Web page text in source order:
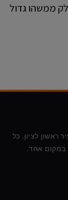
ממשהו גדול
ראשון לציון. כל
במקום אחד.